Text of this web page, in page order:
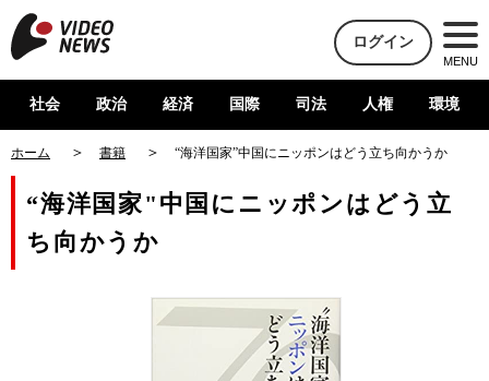
ログイン
MENU
社会 政治 経済 国際 司法 人権 環境
ホーム 書籍 “海洋国家”中国にニッポンはどう立ち向かうか
“海洋国家"中国にニッポンはどう立
ち向かうか